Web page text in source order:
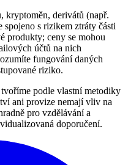
kryptoměn, derivátů (např.
s rizikem ztráty části
produkty; ceny se mohou
účtů na nich
fungování daných
riziko.
podle vlastní metodiky
ani provize nemají vliv na
pro vzdělávání a
doporučení.